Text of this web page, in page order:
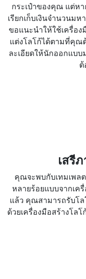
กระเป๋าของคุณ แต่ห
เรียกเก็บเงินจำนวนม
ขอแนะนำให้ใช้เครื่อง
แต่งโลโก้ได้ตามที่คุณ
ละเอียดให้นักออกแบ
ต้
เสรี
คุณจะพบกับเทมเพล
หลายร้อยแบบจากเค
แล้ว คุณสามารถรับโ
ด้วยเครื่องมือสร้างโล